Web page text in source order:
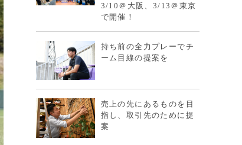
3/10＠大阪、3/13＠東京
で開催！
持ち前の全力プレーでチ
ーム目線の提案を
売上の先にあるものを目
指し、取引先のために提
案